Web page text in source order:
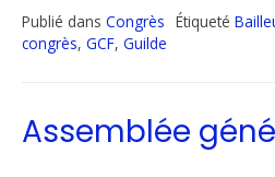
Publié dans Congrès Étiqueté
congrès, GCF, Guilde
Assemblée